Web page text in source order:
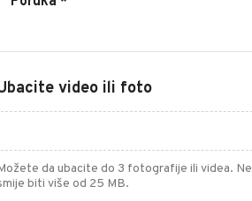
video ili foto
da ubacite do 3 fotografije ili videa. Ne
biti više od 25 MB.